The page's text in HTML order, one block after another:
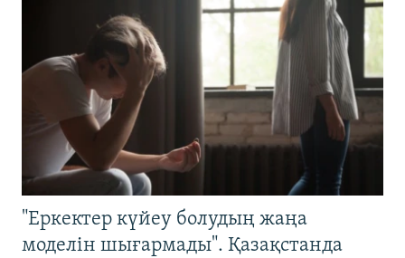
"Еркектер күйеу болудың жаңа
моделін шығармады". Қазақстанда